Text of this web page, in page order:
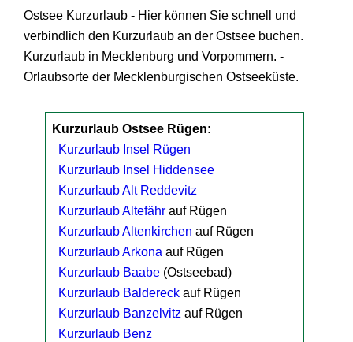
Ostsee Kurzurlaub - Hier können Sie schnell und
verbindlich den Kurzurlaub an der Ostsee buchen.
Kurzurlaub in Mecklenburg und Vorpommern. -
Orlaubsorte der Mecklenburgischen Ostseeküste.
Kurzurlaub Ostsee Rügen:
Kurzurlaub Insel Rügen
Kurzurlaub Insel Hiddensee
Kurzurlaub Alt Reddevitz
Kurzurlaub Altefähr auf Rügen
Kurzurlaub Altenkirchen auf Rügen
Kurzurlaub Arkona auf Rügen
Kurzurlaub Baabe (Ostseebad)
Kurzurlaub Baldereck auf Rügen
Kurzurlaub Banzelvitz auf Rügen
Kurzurlaub Benz